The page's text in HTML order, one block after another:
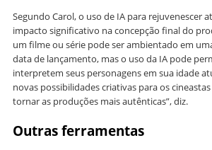
Segundo Carol, o uso de IA para rejuvenescer
impacto significativo na concepção final do
um filme ou série pode ser ambientado em
data de lançamento, mas o uso da IA pode
interpretem seus personagens em sua idade
novas possibilidades criativas para os
tornar as produções mais autênticas”, diz.
Outras ferramentas